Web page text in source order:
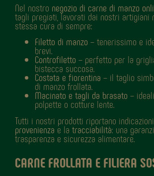
Nel nostro negozio di carne di manzo
tagli pregiati, lavorati dai nostri artigiani
stessa cura di sempre:
Filetto di manzo – tenerissimo e
brevi.
Controfiletto – perfetto per la
bistecca succosa.
Costata e fiorentina – il taglio
di manzo frollata.
Macinato e tagli da brasato –
polpette o cotture lente.
Tutti i nostri prodotti riportano
provenienza e la tracciabilità: una
trasparenza e sicurezza alimentare.
CARNE FROLLATA E FILIERA